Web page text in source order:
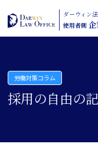
ダーウィン
使用者側 企
労働対策コラム
採用の自由の